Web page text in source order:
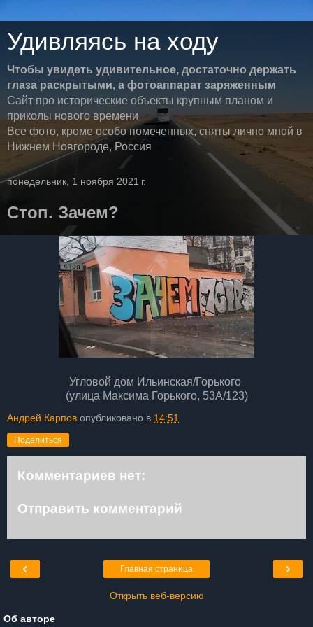
Удивляясь на ходу
Чтобы увидеть удивительное, достаточно держать
глаза раскрытыми, а фотоаппарат заряженным
Сайт про исторические объекты крупным планом и
приколы нового времени
Все фото, кроме особо помеченных, сняты лично мной в
Нижнем Новгороде, Россия
понедельник, 1 ноября 2021 г.
Стоп. Зачем?
Угловой дом Ильинская/Горького
(улица Максима Горького, 53А/123)
Андрей Карпов опубликовано в 14:51
Поделиться
Комментариев нет:
Отправить комментарий
‹ ›
Главная страница
Открыть веб-версию
Об авторе